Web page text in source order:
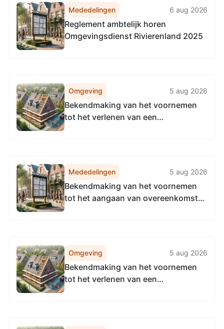
Mededelingen 6 aug 2026
Reglement ambtelijk horen
Omgevingsdienst Rivierenland 2025
Omgeving 5 aug 2026
Bekendmaking van het voornemen
tot het verlenen van een
Mededelingen 5 aug 2026
Bekendmaking van het voornemen
tot het aangaan van overeenkomsten
Omgeving 5 aug 2026
Bekendmaking van het voornemen
tot het verlenen van een